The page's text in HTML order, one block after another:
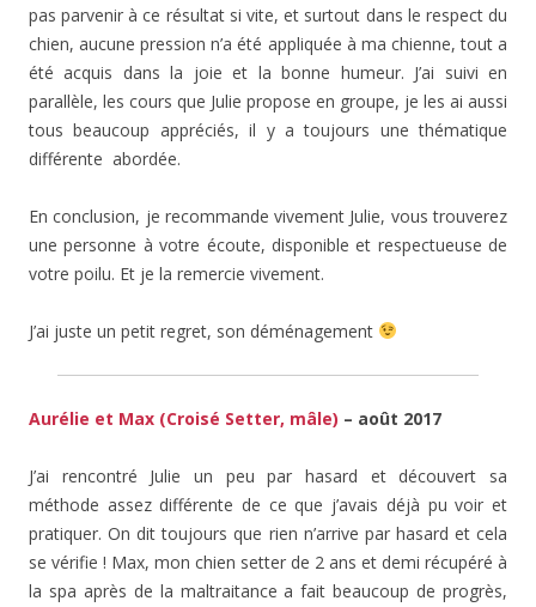
pas parvenir à ce résultat si vite, et surtout dans le respect du
chien, aucune pression n’a été appliquée à ma chienne, tout a
été acquis dans la joie et la bonne humeur. J’ai suivi en
parallèle, les cours que Julie propose en groupe, je les ai aussi
tous beaucoup appréciés, il y a toujours une thématique
différente abordée.
En conclusion, je recommande vivement Julie, vous trouverez
une personne à votre écoute, disponible et respectueuse de
votre poilu. Et je la remercie vivement.
J’ai juste un petit regret, son déménagement
Aurélie et Max (Croisé Setter, mâle) – août 2017
J’ai rencontré Julie un peu par hasard et découvert sa
méthode assez différente de ce que j’avais déjà pu voir et
pratiquer. On dit toujours que rien n’arrive par hasard et cela
se vérifie ! Max, mon chien setter de 2 ans et demi récupéré à
la spa après de la maltraitance a fait beaucoup de progrès,